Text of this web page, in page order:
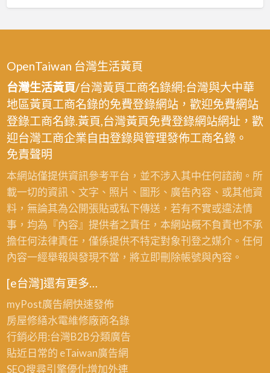
OpenTaiwan 台灣生活黃頁
台灣生活黃頁/台灣黃頁工商名錄網:台灣與大中華
地區黃頁工商名錄的免費登錄網站，歡迎免費網站
登錄工商名錄.黃頁,台灣黃頁免費登錄網站網址，歡
迎台灣工商企業自由登錄與管理發佈工商名錄。
免責聲明
本網站僅提供資訊參考平台，並不涉入其中任何諮詢。所
載一切的資訊、文字、照片、圖形、廣告內容、或其他資
料，無論其為公開張貼或私下傳送，若有不實或違法情
事，均為『內容』提供者之責任，本網站概不負責也不承
擔任何法律責任，僅係提供不特定對象刊登之媒介。任何
內容一經舉報與發現不當，將立即刪除帳號與內容。
[e台灣]還有更多…
myPost廣告網快速發佈
房屋修繕水電維修廠商名錄
行銷必用:台灣B2B分類廣告
貼近日常的 eTaiwan廣告網
SEO搜尋引擎優化增加外連